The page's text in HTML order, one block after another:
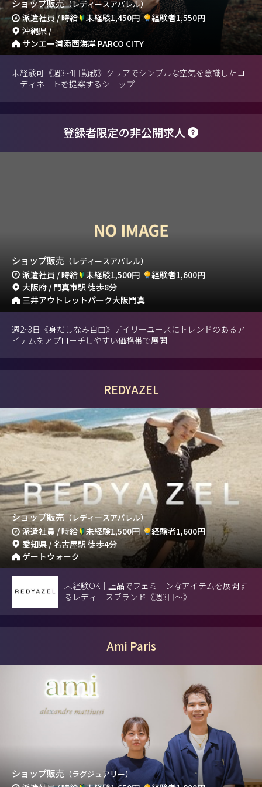
ショップ販売（レディースアパレル）
派遣社員 / 時給 未経験1,450円
経験者1,550円
沖縄県 /
サンエー浦添西海岸 PARCO CITY
未経験可《週3~4日勤務》クリアでシンプルな空気を意識したコ
ーディネートを提案するショップ
登録者限定の非公開求人
ショップ販売 （レディースアパレル）
派遣社員 / 時給 未経験1,500円
経験者1,600円
大阪府 / 門真市駅 徒歩8分
三井アウトレットパーク大阪門真
週2~3日《身だしなみ自由》デイリーユースにトレンドのあるア
イテムをアプローチしやすい価格帯で展開
REDYAZEL
ショップ販売 （レディースアパレル）
派遣社員 / 時給 未経験1,500円
経験者1,600円
愛知県 / 名古屋駅 徒歩4分
ゲートウォーク
未経験OK｜上品でフェミニンなアイテムを展開す
るレディースブランド《週3日～》
Ami Paris
ショップ販売 （ラグジュアリー）